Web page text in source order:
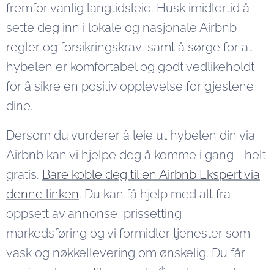
fremfor vanlig langtidsleie. Husk imidlertid å
sette deg inn i lokale og nasjonale Airbnb
regler og forsikringskrav, samt å sørge for at
hybelen er komfortabel og godt vedlikeholdt
for å sikre en positiv opplevelse for gjestene
dine.
Dersom du vurderer å leie ut hybelen din via
Airbnb kan vi hjelpe deg å komme i gang - helt
gratis. Bare koble deg til en Airbnb Ekspert via
denne linken. Du kan få hjelp med alt fra
oppsett av annonse, prissetting,
markedsføring og vi formidler tjenester som
vask og nøkkellevering om ønskelig. Du får